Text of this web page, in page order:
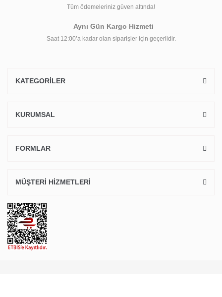
Tüm ödemeleriniz güven altında!
Aynı Gün Kargo Hizmeti
Saat 12:00’a kadar olan siparişler için geçerlidir.
KATEGORİLER
KURUMSAL
FORMLAR
MÜŞTERİ HİZMETLERİ